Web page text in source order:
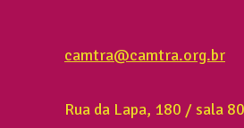
camtra@camtra.org.br
Rua da Lapa, 180 / sala